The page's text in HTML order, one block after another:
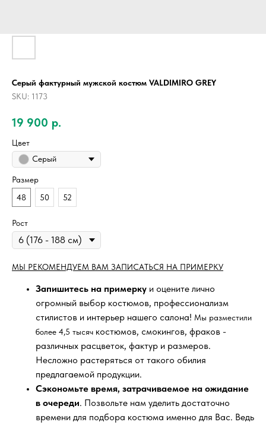
Серый фактурный мужской костюм VALDIMIRO GREY
SKU: 1173
19 900 р.
Цвет
Серый
Размер
48
50 52
Рост
МЫ РЕКОМЕНДУЕМ ВАМ ЗАПИСАТЬСЯ НА ПРИМЕРКУ
Запишитесь на примерку и оцените лично
огромный выбор костюмов, профессионализм
стилистов и интерьер нашего салона! Мы разместили
более 4,5 тысяч костюмов, смокингов, фраков -
различных расцветок, фактур и размеров.
Несложно растеряться от такого обилия
предлагаемой продукции.
Сэкономьте время, затрачиваемое на ожидание
в очереди. Позвольте нам уделить достаточно
времени для подбора костюма именно для Вас. Ведь